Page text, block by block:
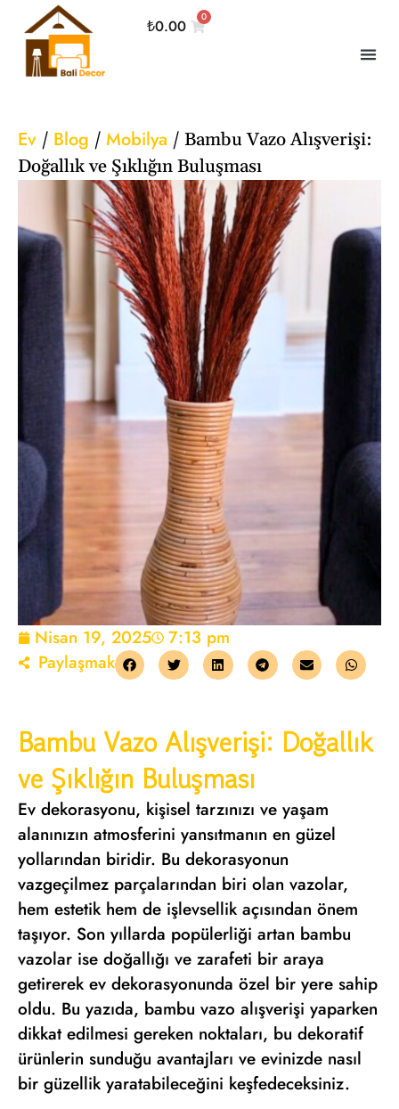
₺0.00 0
Ev / Blog / Mobilya / Bambu Vazo Alışverişi:
Doğallık ve Şıklığın Buluşması
Nisan 19, 2025
7:13 pm
Paylaşmak
Bambu Vazo Alışverişi: Doğallık
ve Şıklığın Buluşması
Ev dekorasyonu, kişisel tarzınızı ve yaşam
alanınızın atmosferini yansıtmanın en güzel
yollarından biridir. Bu dekorasyonun
vazgeçilmez parçalarından biri olan vazolar,
hem estetik hem de işlevsellik açısından önem
taşıyor. Son yıllarda popülerliği artan bambu
vazolar ise doğallığı ve zarafeti bir araya
getirerek ev dekorasyonunda özel bir yere sahip
oldu. Bu yazıda, bambu vazo alışverişi yaparken
dikkat edilmesi gereken noktaları, bu dekoratif
ürünlerin sunduğu avantajları ve evinizde nasıl
bir güzellik yaratabileceğini keşfedeceksiniz.